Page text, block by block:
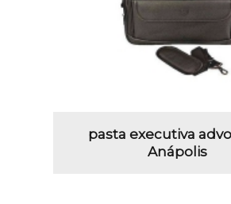
pasta executiva
Anápolis